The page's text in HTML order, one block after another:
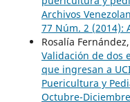
Archivos
77 Núm. 2 (2014):
Rosalía
Validación de dos
que ingresan a
Puericultura y
Octubre-Diciembre